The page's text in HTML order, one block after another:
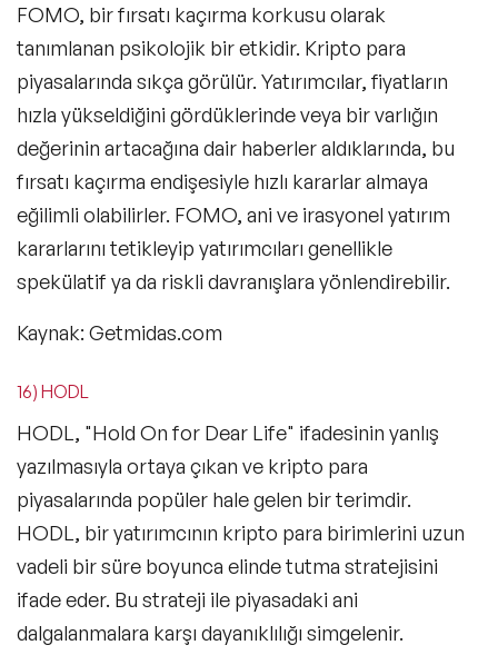
FOMO, bir fırsatı kaçırma korkusu olarak
tanımlanan psikolojik bir etkidir. Kripto para
piyasalarında sıkça görülür. Yatırımcılar, fiyatların
hızla yükseldiğini gördüklerinde veya bir varlığın
değerinin artacağına dair haberler aldıklarında, bu
fırsatı kaçırma endişesiyle hızlı kararlar almaya
eğilimli olabilirler. FOMO, ani ve irasyonel yatırım
kararlarını tetikleyip yatırımcıları genellikle
spekülatif ya da riskli davranışlara yönlendirebilir.
Kaynak: Getmidas.com
16) HODL
HODL, "Hold On for Dear Life" ifadesinin yanlış
yazılmasıyla ortaya çıkan ve kripto para
piyasalarında popüler hale gelen bir terimdir.
HODL, bir yatırımcının kripto para birimlerini uzun
vadeli bir süre boyunca elinde tutma stratejisini
ifade eder. Bu strateji ile piyasadaki ani
dalgalanmalara karşı dayanıklılığı simgelenir.